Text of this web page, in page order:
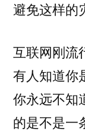
避免这样的
互联网刚流
有人知道你
你永远不知
的是不是一